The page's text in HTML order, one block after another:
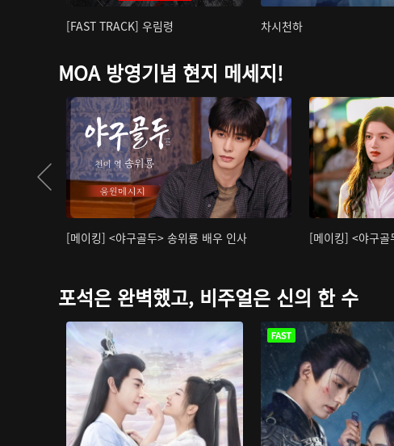
[FAST TRACK] 우림령 차시천하
MOA 방영기념 현지 메세지!
[메이킹] <야구골두> 송위룡 배우 인사 [메이킹] <야구골
포석은 완벽했고, 비주얼은 신의 한 수